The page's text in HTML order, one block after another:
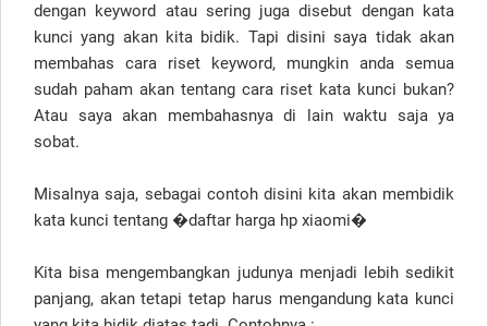
dengan keyword atau sering juga disebut dengan kata
kunci yang akan kita bidik. Tapi disini saya tidak akan
membahas cara riset keyword, mungkin anda semua
sudah paham akan tentang cara riset kata kunci bukan?
Atau saya akan membahasnya di lain waktu saja ya
sobat.
Misalnya saja, sebagai contoh disini kita akan membidik
kata kunci tentang �daftar harga hp xiaomi�
Kita bisa mengembangkan judunya menjadi lebih sedikit
panjang, akan tetapi tetap harus mengandung kata kunci